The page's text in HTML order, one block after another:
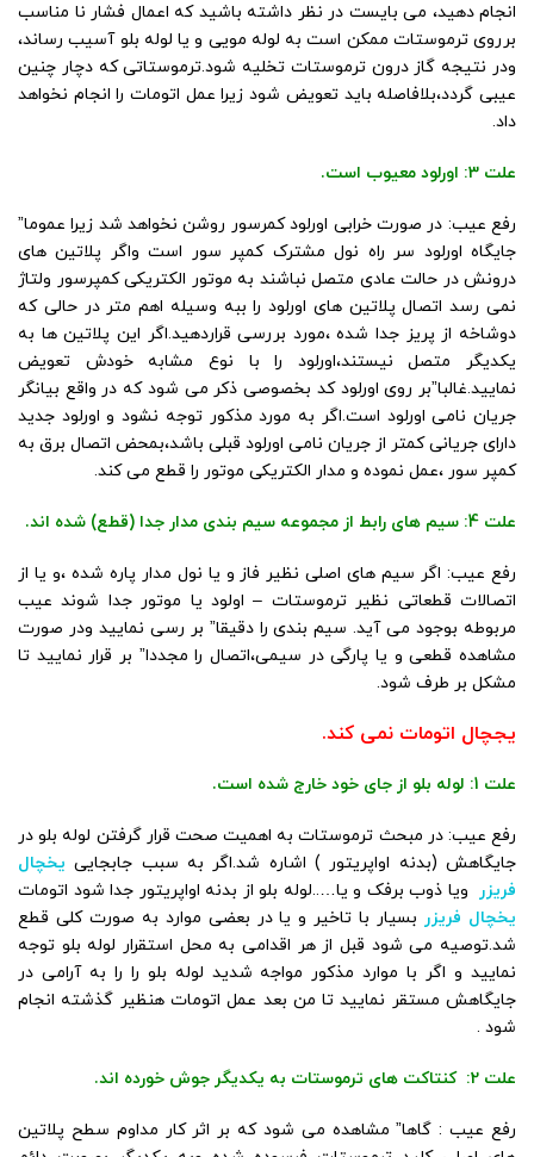
انجام دهید، می بایست در نظر داشته باشید که اعمال فشار نا مناسب
برروی ترموستات ممکن است به لوله مویی و یا لوله بلو آسیب رساند،
ودر نتیجه گاز درون ترموستات تخلیه شود.ترموستاتی که دچار چنین
عیبی گردد،بلافاصله باید تعویض شود زیرا عمل اتومات را انجام نخواهد
داد.
علت 3: اورلود معیوب است.
رفع عیب: در صورت خرابی اورلود کمرسور روشن نخواهد شد زیرا عموما”
جایگاه اورلود سر راه نول مشترک کمپر سور است واگر پلاتین های
درونش در حالت عادی متصل نباشند به موتور الکتریکی کمپرسور ولتاژ
نمی رسد اتصال پلاتین های اورلود را ببه وسیله اهم متر در حالی که
دوشاخه از پریز جدا شده ،مورد بررسی قراردهید.اگر این پلاتین ها به
یکدیگر متصل نیستند،اورلود را با نوع مشابه خودش تعویض
نمایید.غالبا”بر روی اورلود کد بخصوصی ذکر می شود که در واقع بیانگر
جریان نامی اورلود است.اگر به مورد مذکور توجه نشود و اورلود جدید
دارای جریانی کمتر از جریان نامی اورلود قبلی باشد،بمحض اتصال برق به
کمپر سور ،عمل نموده و مدار الکتریکی موتور را قطع می کند.
علت 4: سیم های رابط از مجموعه سیم بندی مدار جدا (قطع) شده اند.
رفع عیب: اگر سیم های اصلی نظیر فاز و یا نول مدار پاره شده ،و یا از
اتصالات قطعاتی نظیر ترموستات – اولود یا موتور جدا شوند عیب
مربوطه بوجود می آید. سیم بندی را دقیقا” بر رسی نمایید ودر صورت
مشاهده قطعی و یا پارگی در سیمی،اتصال را مجددا” بر قرار نمایید تا
مشکل بر طرف شود.
یجچال اتومات نمی کند.
علت 1: لوله بلو از جای خود خارج شده است.
رفع عیب: در مبحث ترموستات به اهمیت صحت قرار گرفتن لوله بلو در
جایگاهش (بدنه اواپریتور ) اشاره شد.اگر به سبب جابجایی یخچال
فریزر
ویا ذوب برفک و یا…..لوله بلو از بدنه اواپریتور جدا شود اتومات
یخچال فریزر بسیار با تاخیر و یا در بعضی موارد به صورت کلی قطع
شد.توصیه می شود قبل از هر اقدامی به محل استقرار لوله بلو توجه
نمایید و اگر با موارد مذکور مواجه شدید لوله بلو را را به آرامی در
جایگاهش مستقر نمایید تا من بعد عمل اتومات هنظیر گذشته انجام
شود .
علت 2: کنتاکت های ترموستات به یکدیگر جوش خورده اند.
رفع عیب : گاها” مشاهده می شود که بر اثر کار مداوم سطح پلاتین